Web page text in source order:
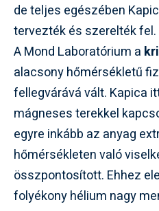
de teljes egészében
tervezték és szerelték fel.
A Mond Laboratórium a
alacsony hőmérsékletű
fellegvárává vált. Kapica
mágneses terekkel
egyre inkább az anyag
hőmérsékleten való
összpontosított. Ehhez
folyékony hélium nagy